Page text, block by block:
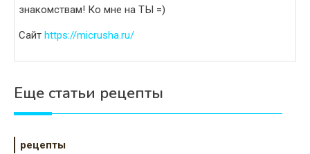
знакомствам! Ко мне на ТЫ =)
Сайт https://micrusha.ru/
Еще статьи рецепты
рецепты